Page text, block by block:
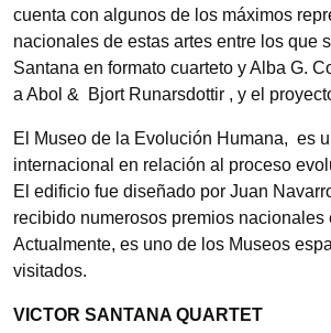
cuenta con algunos de los máximos
nacionales de estas artes entre los que
Santana en formato cuarteto y Alba G.
a Abol & Bjort Runarsdottir , y el
El Museo de la Evolución Humana, es
internacional en relación al proceso
El edificio fue diseñado por Juan
recibido numerosos premios nacionales
Actualmente, es uno de los Museos
visitados.
VICTOR SANTANA QUARTET